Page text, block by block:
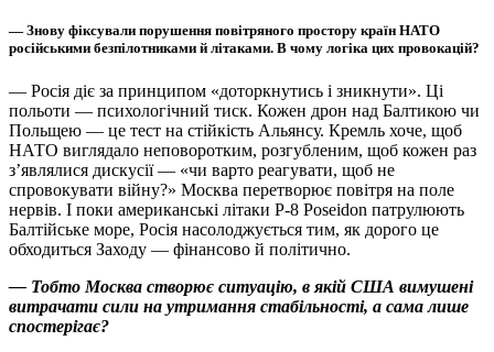
— Знову фіксували порушення повітряного простору країн НАТО
російськими безпілотниками й літаками. В чому логіка цих провокацій?
— Росія діє за принципом «доторкнутись і зникнути». Ці
польоти — психологічний тиск. Кожен дрон над Балтикою чи
Польщею — це тест на стійкість Альянсу. Кремль хоче, щоб
НАТО виглядало неповоротким, розгубленим, щоб кожен раз
з’являлися дискусії — «чи варто реагувати, щоб не
спровокувати війну?» Москва перетворює повітря на поле
нервів. І поки американські літаки P-8 Poseidon патрулюють
Балтійське море, Росія насолоджується тим, як дорого це
обходиться Заходу — фінансово й політично.
— Тобто Москва створює ситуацію, в якій США вимушені
витрачати сили на утримання стабільності, а сама лише
спостерігає?